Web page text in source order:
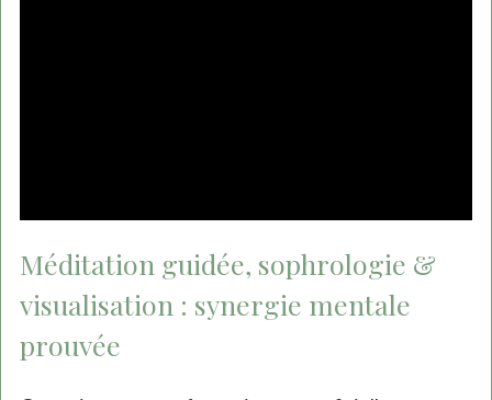
Méditation guidée, sophrologie &
visualisation : synergie mentale
prouvée